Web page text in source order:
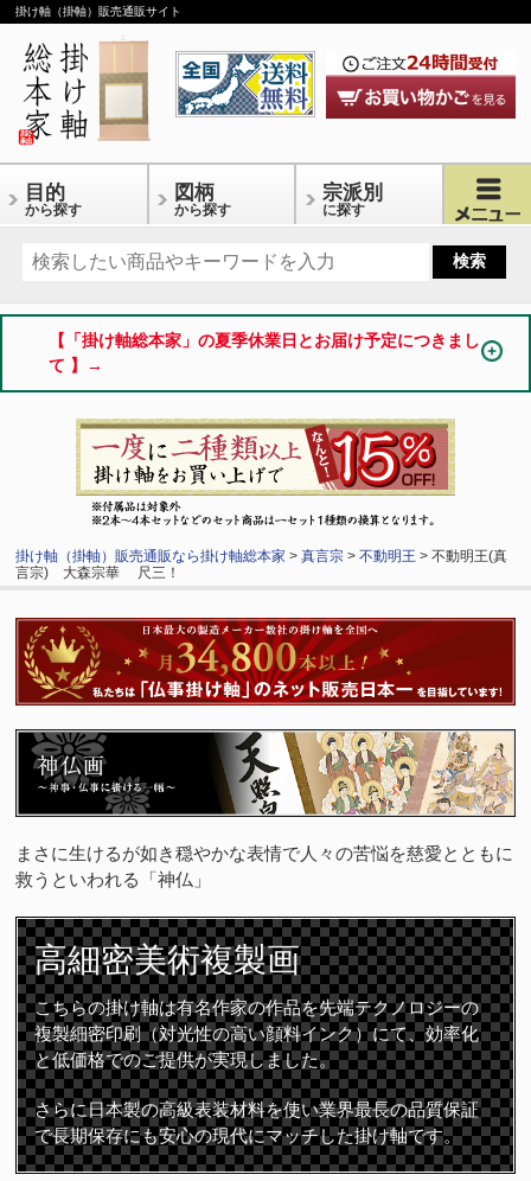
掛け軸（掛軸）販売通販サイト
目的
から探す
図柄
から探す
宗派別
に探す
【「掛け軸総本家」の夏季休業日とお届け予定につきまし
て 】→
掛け軸（掛軸）販売通販なら掛け軸総本家 >真言宗 >不動明王 > 不動明王(真
言宗) 大森宗華 尺三！
まさに生けるが如き穏やかな表情で人々の苦悩を慈愛とともに
救うといわれる「神仏」
高細密美術複製画
こちらの掛け軸は有名作家の作品を先端テクノロジーの
複製細密印刷（対光性の高い顔料インク）にて、効率化
と低価格でのご提供が実現しました。
さらに日本製の高級表装材料を使い業界最長の品質保証
で長期保存にも安心の現代にマッチした掛け軸です。